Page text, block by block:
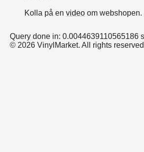
Kolla på en video om webshopen.
Query done in: 0.0044639110565186
© 2026 VinylMarket. All rights